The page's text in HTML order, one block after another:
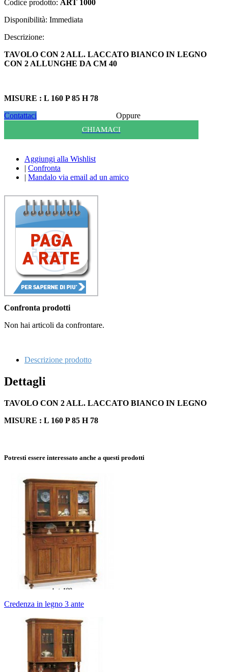
Codice prodotto: ART 1000
Disponibilità: Immediata
Descrizione:
TAVOLO CON 2 ALL. LACCATO BIANCO IN LEGNO
CON 2 ALLUNGHE DA CM 40
MISURE : L 160 P 85 H 78
Contattaci
Oppure
CHIAMACI
Aggiungi alla Wishlist
| Confronta
| Mandalo via email ad un amico
Confronta prodotti
Non hai articoli da confrontare.
Descrizione prodotto
Dettagli
TAVOLO CON 2 ALL. LACCATO BIANCO IN LEGNO
MISURE : L 160 P 85 H 78
Potresti essere interessato anche a questi prodotti
Credenza in legno 3 ante